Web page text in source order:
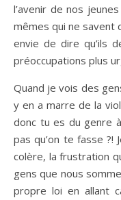
l’avenir de nos
mêmes qui ne savent
envie de dire qu’ils
préoccupations plus
Quand je vois des
y en a marre de la
donc tu es du genre
pas qu’on te fasse ?!
colère, la frustration
gens que nous
propre loi en allant